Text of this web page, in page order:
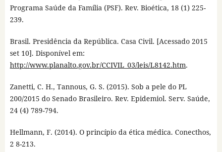
Programa Saúde da Família (PSF). Rev. Bioética, 18 (1) 225-
239.
Brasil. Presidência da República. Casa Civil. [Acessado 2015
set 10]. Disponível em:
http://www.planalto.gov.br/CCIVIL_03/leis/L8142.htm.
Zanetti, C. H., Tannous, G. S. (2015). Sob a pele do PL
200/2015 do Senado Brasileiro. Rev. Epidemiol. Serv. Saúde,
24 (4) 789-794.
Hellmann, F. (2014). O princípio da ética médica. Conecthos,
2 8-213.